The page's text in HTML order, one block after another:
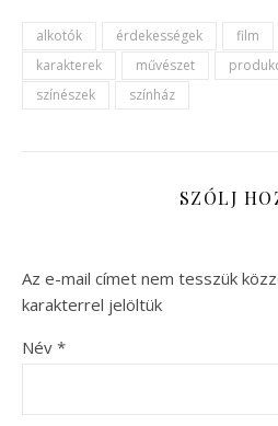
alkotók érdekességek film
karakterek
művészet
színészek
színház
SZÓLJ
Az e-mail címet nem tesszük
karakterrel jelöltük
Név *